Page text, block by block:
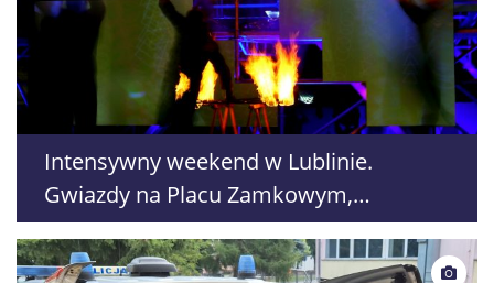
Intensywny weekend w Lublinie.
Gwiazdy na Placu Zamkowym,
Sztukmistrze i 709. urodziny miasta